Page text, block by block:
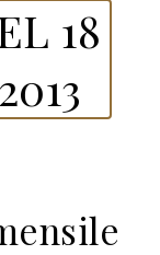
18